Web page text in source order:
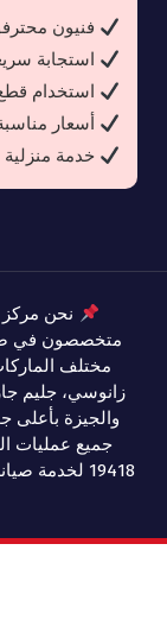
فنيون
استجابة
استخدام قطع
أسعار
خدمة منزلية
نحن مركز
متخصصون في
مختلف
زانوسي، جليم
والجيزة بأعلى
جميع عمليات
19418 لخدمة